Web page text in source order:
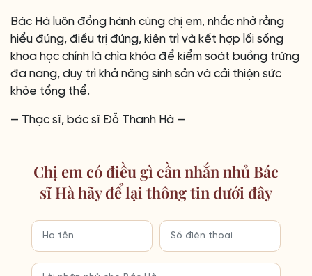
Bác Hà luôn đồng hành cùng chị em, nhắc nhở rằng
hiểu đúng, điều trị đúng, kiên trì và kết hợp lối sống
khoa học chính là chìa khóa để kiểm soát buồng trứng
đa nang, duy trì khả năng sinh sản và cải thiện sức
khỏe tổng thể.
— Thạc sĩ, bác sĩ Đỗ Thanh Hà —
Chị em có điều gì cần nhắn nhủ Bác
sĩ Hà hãy để lại thông tin dưới đây